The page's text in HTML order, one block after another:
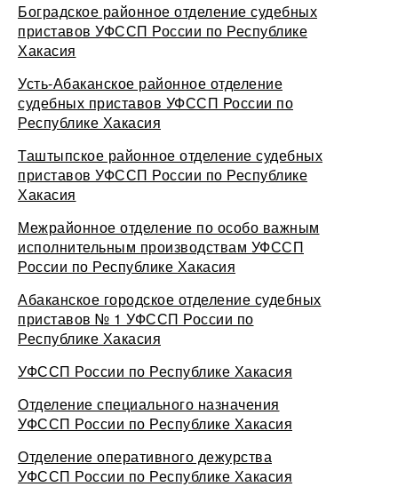
Боградское районное отделение судебных
приставов УФССП России по Республике
Хакасия
Усть-Абаканское районное отделение
судебных приставов УФССП России по
Республике Хакасия
Таштыпское районное отделение судебных
приставов УФССП России по Республике
Хакасия
Межрайонное отделение по особо важным
исполнительным производствам УФССП
России по Республике Хакасия
Абаканское городское отделение судебных
приставов № 1 УФССП России по
Республике Хакасия
УФССП России по Республике Хакасия
Отделение специального назначения
УФССП России по Республике Хакасия
Отделение оперативного дежурства
УФССП России по Республике Хакасия